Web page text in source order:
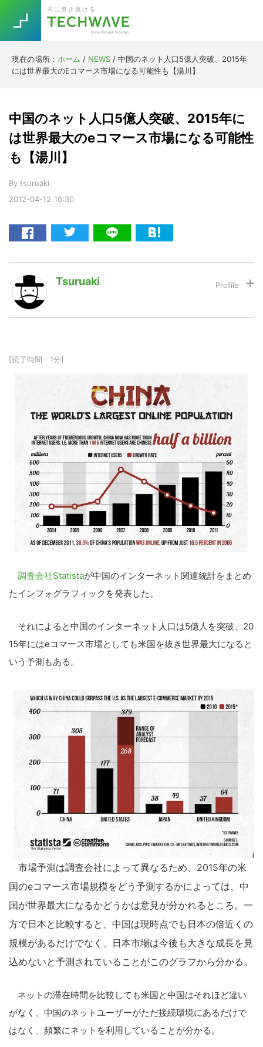
primary
navigation
main
content
primary
sidebar
footer
共に突き抜ける
現在の場所： ホーム / NEWS / 中国のネット人口5億人突破、2015年
には世界最大のEコマース市場になる可能性も【湯川】
2012-04-12 16:30
中国のネット人口5億人突破、2015年に
は世界最大のeコマース市場になる可能性
も【湯川】
By tsuruaki
Tsuruaki
[読了時間：1分]
調査会社Statistaが中国のインターネット関連統計をまとめ
たインフォグラフィックを発表した。
それによると中国のインターネット人口は5億人を突破、20
15年にはeコマース市場としても米国を抜き世界最大になると
いう予測もある。
市場予測は調査会社によって異なるため、2015年の米
国のeコマース市場規模をどう予測するかによっては、中
国が世界最大になるかどうかは意見が分かれるところ。一
方で日本と比較すると、中国は現時点でも日本の倍近くの
規模があるだけでなく、日本市場は今後も大きな成長を見
込めないと予測されていることがこのグラフから分かる。
ネットの滞在時間を比較しても米国と中国はそれほど違い
がなく、中国のネットユーザーがただ接続環境にあるだけで
はなく、頻繁にネットを利用していることが分かる。
TOPICS
RE:LIFE
Re:Work
AI
暗号資産
[Startup]
[Voice Edition]
[YouTube]
LINE
Trend 今話題の注目キーワード
5G Asana テレワーク
ニューノーマル
Daily Weekly